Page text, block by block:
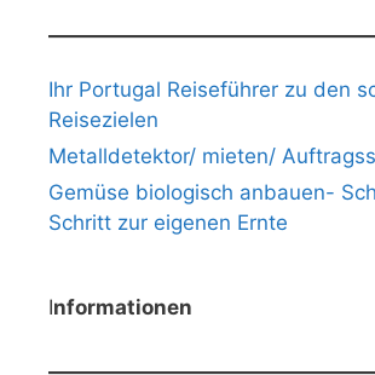
Ihr Portugal Reiseführer zu den
Reisezielen
Metalldetektor/ mieten/
Gemüse biologisch anbauen-
Schritt zur eigenen Ernte
Informationen